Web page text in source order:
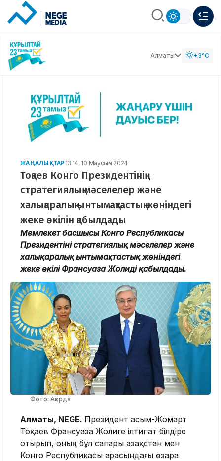
Алматы +3°C
ЖАҢАЛЫҚТАР 13:14, 10 Маусым 2024
Тоқаев Конго Президентінің
стратегиялық мәселелер және
халықаралық ынтымақтастық жөніндегі
жеке өкілін қабылдады
Мемлекет басшысы Конго Республикасы
Президентінің стратегиялық мәселелер және
халықаралық ынтымақтастық жөніндегі
жеке өкілі Франсуаза Жолиді қабылдады.
Фото: Ақорда
Алматы, NEGE. Президент Қасым-Жомарт
Тоқаев Франсуаза Жолиге ілтипат білдіре
отырып, оның бұл сапары Қазақстан мен
Конго Республикасы арасындағы өзара